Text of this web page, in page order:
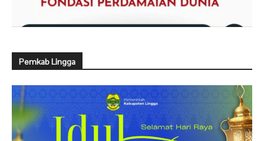
Pemkab Lingga